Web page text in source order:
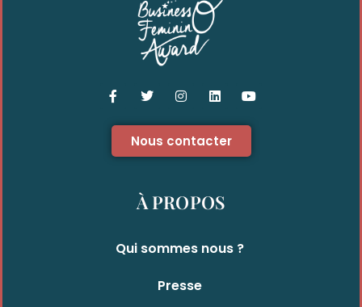
Nous contacter
À PROPOS
Qui sommes nous ?
Presse